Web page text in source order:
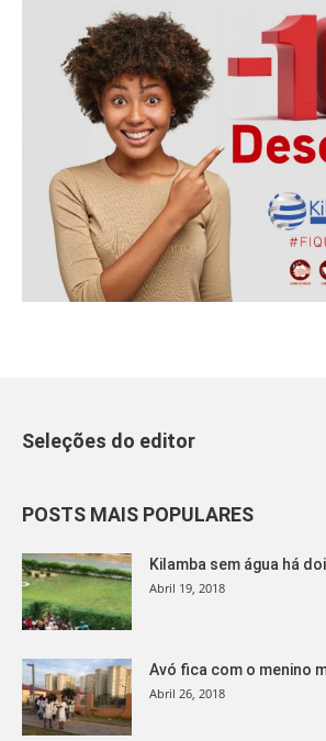
Seleções do editor
POSTS MAIS POPULARES
Kilamba sem água há
Abril 19, 2018
Avó fica com o menino
Abril 26, 2018